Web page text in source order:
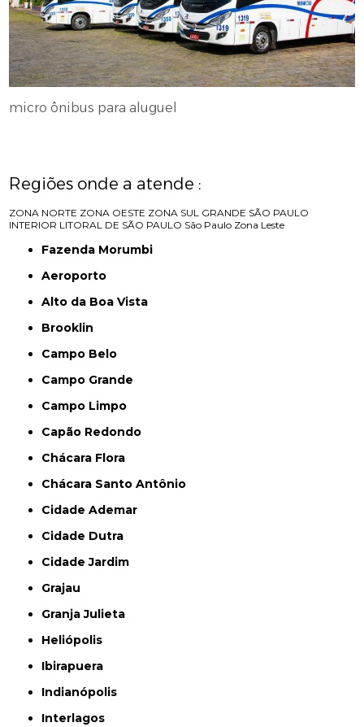
micro ônibus para aluguel
Regiões onde a atende :
ZONA NORTE ZONA OESTE ZONA SUL GRANDE SÃO PAULO
INTERIOR LITORAL DE SÃO PAULO São Paulo Zona Leste
Fazenda Morumbi
Aeroporto
Alto da Boa Vista
Brooklin
Campo Belo
Campo Grande
Campo Limpo
Capão Redondo
Chácara Flora
Chácara Santo Antônio
Cidade Ademar
Cidade Dutra
Cidade Jardim
Grajau
Granja Julieta
Heliópolis
Ibirapuera
Indianópolis
Interlagos